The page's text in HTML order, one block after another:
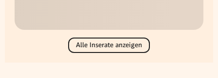
Alle Inserate anzeigen